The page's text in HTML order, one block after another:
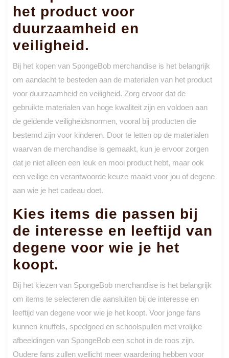
het product voor
duurzaamheid en
veiligheid.
Bij het kopen van SpongeBob merchandise is het belangrijk
om aandacht te besteden aan de materialen van het product
voor duurzaamheid en veiligheid. Zorg ervoor dat de
gebruikte materialen van hoge kwaliteit zijn en voldoen aan
de geldende veiligheidsnormen, vooral bij producten die
bestemd zijn voor kinderen. Door te letten op de materialen
waarvan de merchandise is gemaakt, kun je ervoor zorgen
dat je niet alleen een leuk en mooi product hebt, maar ook
een veilige en verantwoorde keuze maakt voor jou of degene
aan wie je het cadeau doet.
Kies items die passen bij
de interesse en leeftijd van
degene voor wie je het
koopt.
Bij het kiezen van SpongeBob merchandise is het belangrijk
om items te selecteren die aansluiten bij de interesse en
leeftijd van degene voor wie je het koopt. Voor jonge fans
kunnen knuffels, speelgoed en schoolspullen met vrolijke
afbeeldingen van SpongeBob een schot in de roos zijn.
Oudere fans zullen wellicht meer waardering hebben voor